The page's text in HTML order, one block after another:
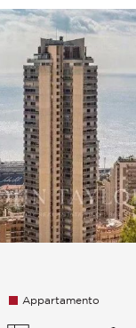
Appartamento